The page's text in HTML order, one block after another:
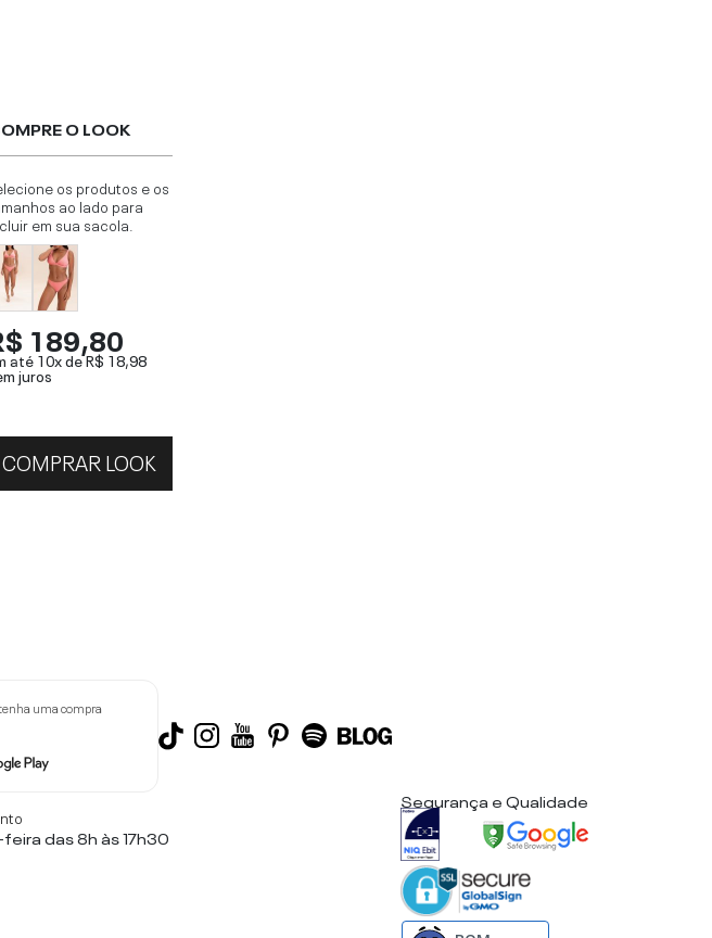
O LOOK
os produtos e os
ao lado para
em sua sacola.
189,80
até 10x deR$ 18,98
juros
COMPRAR LOOK
uma compra
das 8h às 17h30
Segurança e Qualidade